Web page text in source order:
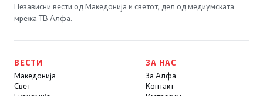
Независни вести од Македонија и светот, дел од медиумската
мрежа ТВ Алфа.
ВЕСТИ
Македонија
Свет
ЗА НАС
За Алфа
Контакт